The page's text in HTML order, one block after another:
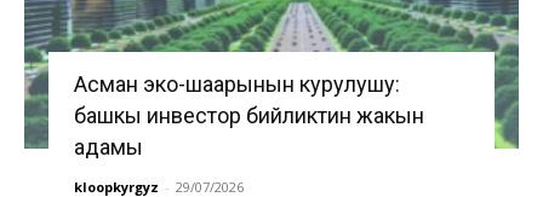
Асман эко-шаарынын курулушу:
башкы инвестор бийликтин жакын
адамы
kloopkyrgyz - 29/07/2026